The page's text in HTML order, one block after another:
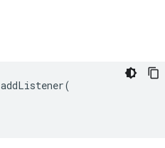
addListener(